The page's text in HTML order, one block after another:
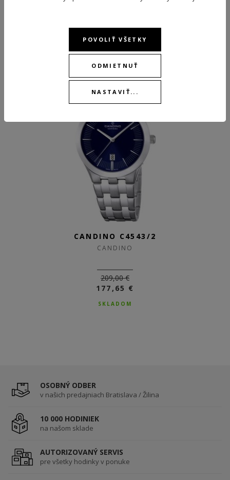
ODPORÚČANÉ PRODUKTY
CANDINO C4543/2
CANDINO
209,00 €
177,65 €
SKLADOM
OSOBNÝ ODBER
v našich predajniach Bratislava / Žilina
10 000 HODINIEK
na našom sklade
AUTORIZOVANÝ SERVIS
pre všetky hodinky v ponuke
POVOLIŤ VŠETKY
ODMIETNUŤ
NASTAVIŤ...